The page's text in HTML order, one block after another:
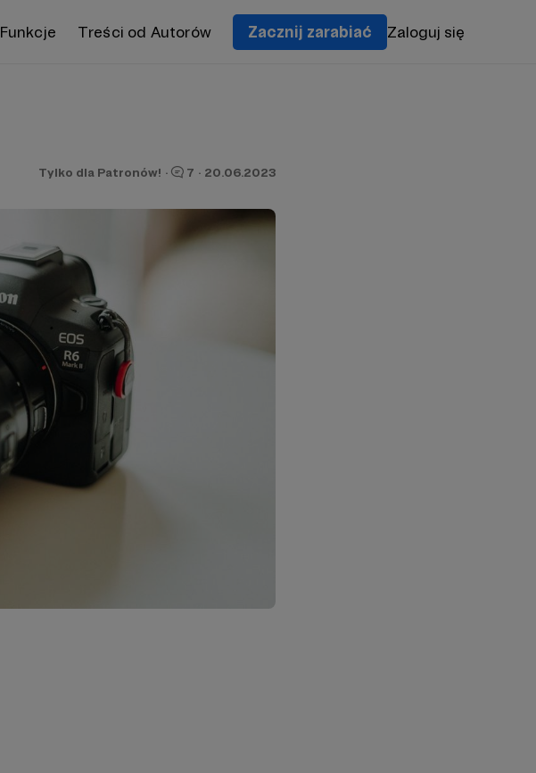
Funkcje Treści od Autorów Zacznij zarabiać Zaloguj się
Tylko dla Patronów! · 7 · 20.06.2023